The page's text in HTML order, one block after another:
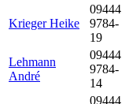
Krieger Heike
09444
9784-
19
Lehmann
André
09444
9784-
14
09444